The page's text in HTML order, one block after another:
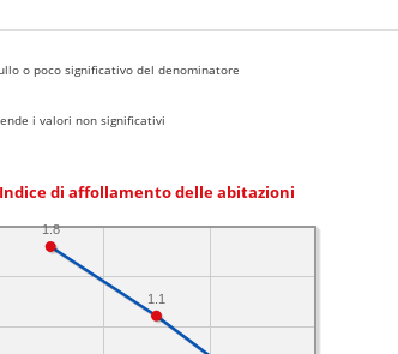
o poco significativo del denominatore
i valori non significativi
Indice di affollamento delle abitazioni
1.1
1.8